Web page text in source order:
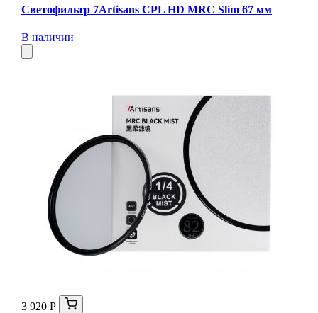
Светофильтр 7Artisans CPL HD MRC Slim 67 мм
В наличии
3 920 Р